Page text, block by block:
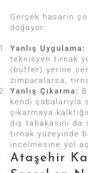
Gerçek hasarın
doğuyor:
Yanlış Uygulama:
teknisyen tırnak
(buffer) yerine
zımparalarsa,
Yanlış Çıkarma:
kendi çabalarıyla
çıkarmaya
dış tabakasını
tırnak yüzeyinde
incelmesine yol
Ataşehir